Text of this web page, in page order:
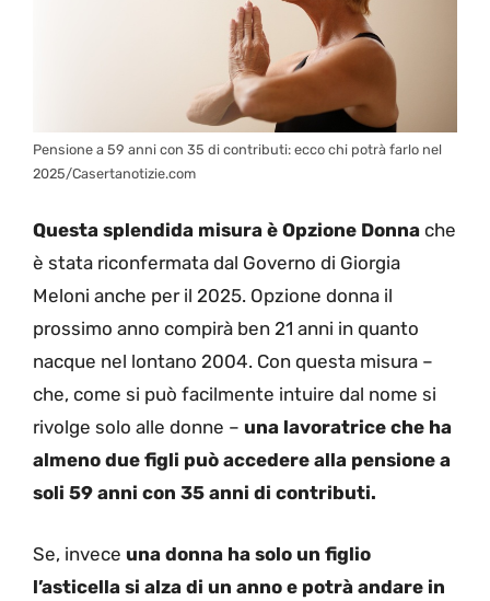
Pensione a 59 anni con 35 di contributi: ecco chi potrà farlo nel
2025/Casertanotizie.com
Questa splendida misura è Opzione Donna che
è stata riconfermata dal Governo di Giorgia
Meloni anche per il 2025. Opzione donna il
prossimo anno compirà ben 21 anni in quanto
nacque nel lontano 2004. Con questa misura –
che, come si può facilmente intuire dal nome si
rivolge solo alle donne – una lavoratrice che ha
almeno due figli può accedere alla pensione a
soli 59 anni con 35 anni di contributi.
Se, invece una donna ha solo un figlio
l’asticella si alza di un anno e potrà andare in